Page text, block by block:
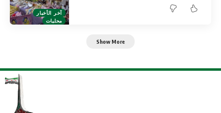
آخر الأخبار
محليات
Show More